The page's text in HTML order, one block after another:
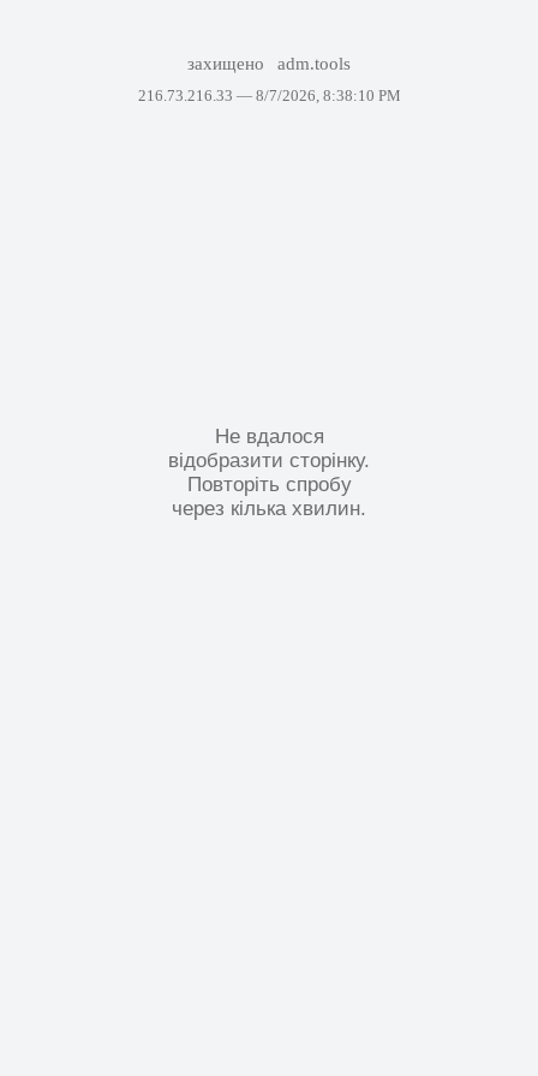
захищено adm.tools
216.73.216.33 — 8/7/2026, 8:38:10 PM
Не вдалося
відобразити сторінку.
Повторіть спробу
через кілька хвилин.